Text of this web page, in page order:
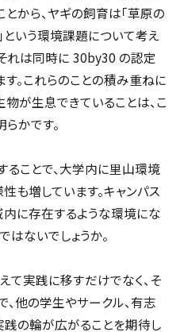
から、ヤギの飼育は「草原の
いう環境課題について考え
それは同時に 30by30 の認定
。これらのことの積み重ねに
物が生息できていることは、こ
かです。
ことで、大学内に里山環境
も増しています。キャンパス
に存在するような環境にな
はないでしょうか。
て実践に移すだけでなく、そ
、他の学生やサークル、有志
の輪が広がることを期待し